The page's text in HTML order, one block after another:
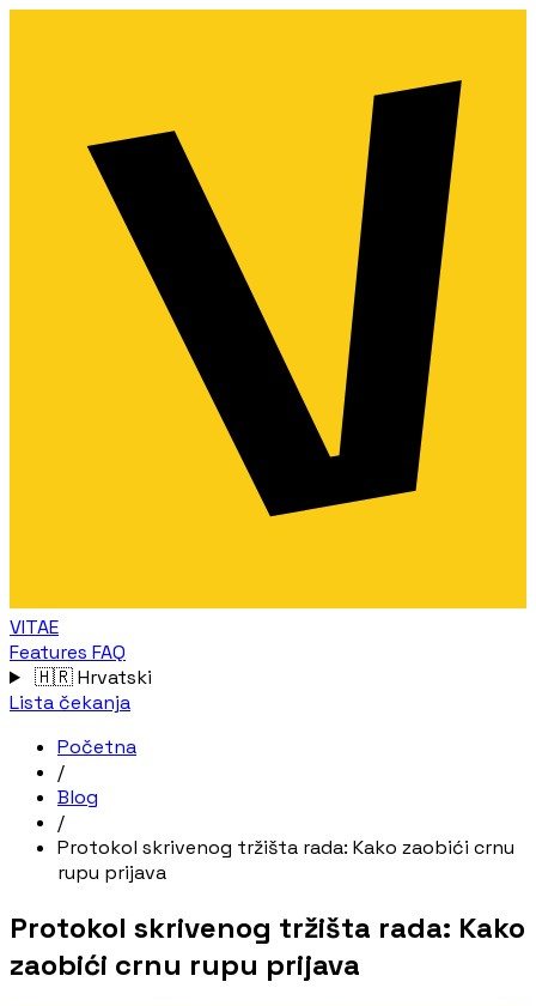
VITAE
Features FAQ
🇭🇷Hrvatski
Lista čekanja
Početna
/
Blog
/
Protokol skrivenog tržišta rada: Kako zaobići crnu
rupu prijava
Protokol skrivenog tržišta rada: Kako
zaobići crnu rupu prijava